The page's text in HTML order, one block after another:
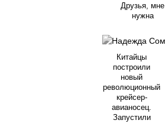
Друзья, мне
нужна
Китайцы
построили
новый
революционный
крейсер-
авианосец.
Запустили